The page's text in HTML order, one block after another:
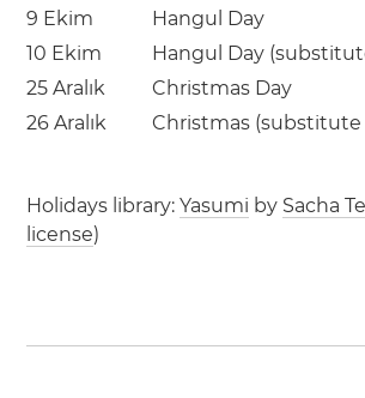
9 Ekim
Hangul Day
10 Ekim
Hangul Day
25 Aralık
Christmas Day
26 Aralık
Christmas (substitute
Holidays library:Yasumi by Sacha
license)